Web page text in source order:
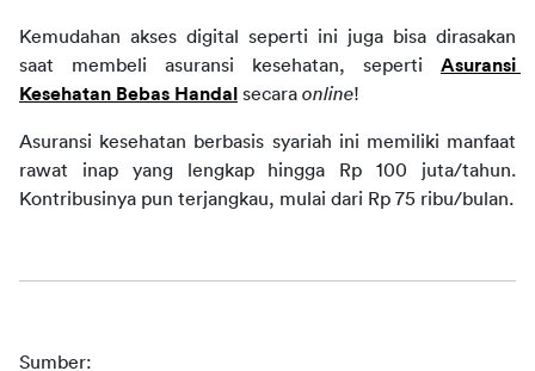
Kemudahan akses digital seperti ini juga bisa dirasakan
saat membeli asuransi kesehatan, seperti Asuransi
Kesehatan Bebas Handal secara online!
Asuransi kesehatan berbasis syariah ini memiliki manfaat
rawat inap yang lengkap hingga Rp 100 juta/tahun.
Kontribusinya pun terjangkau, mulai dari Rp 75 ribu/bulan.
Sumber: